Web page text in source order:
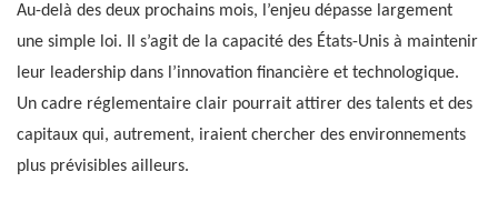
Au-delà des deux prochains mois, l’enjeu dépasse largement
une simple loi. Il s’agit de la capacité des États-Unis à maintenir
leur leadership dans l’innovation financière et technologique.
Un cadre réglementaire clair pourrait attirer des talents et des
capitaux qui, autrement, iraient chercher des environnements
plus prévisibles ailleurs.